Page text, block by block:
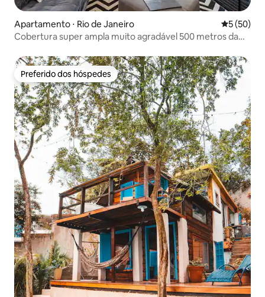
Apartamento ⋅ Rio de Janeiro 5 de uma
5 (50)
Cobertura super ampla muito agradável 500 metros da
Preferido dos hóspedes
Preferido dos hóspedes